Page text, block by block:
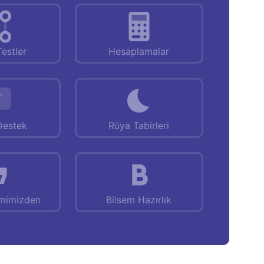
Hesaplamalar
Rüya Tabirleri
Bilsem Hazırlık